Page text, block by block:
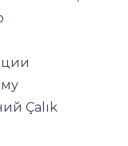
Çalık
в